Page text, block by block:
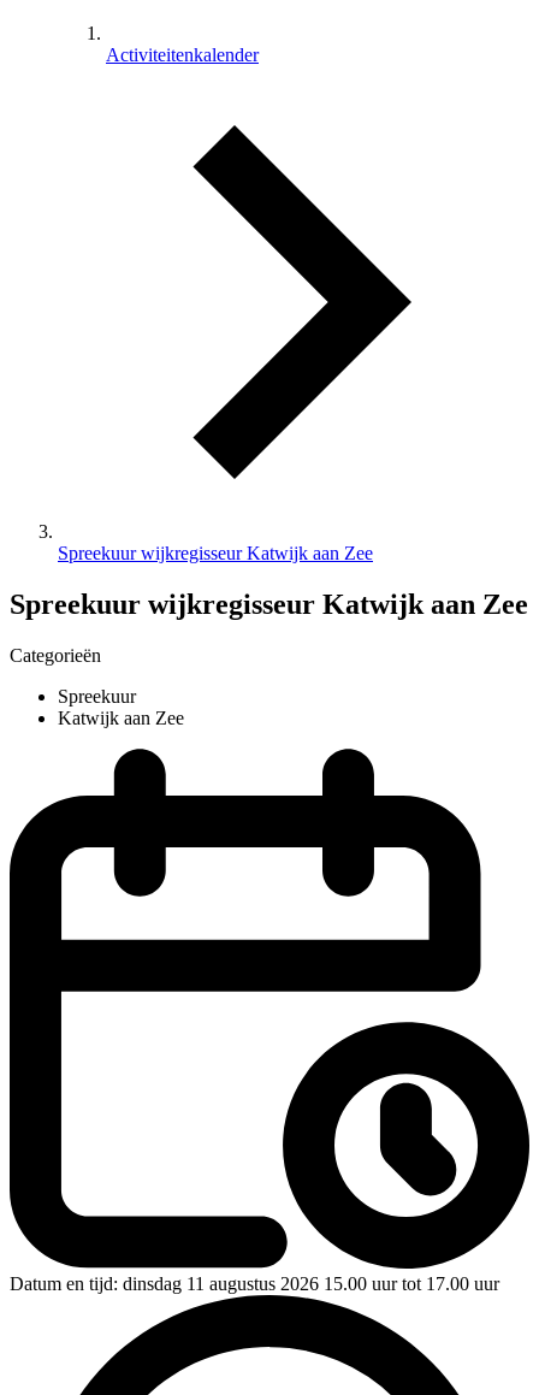
Activiteitenkalender
Spreekuur wijkregisseur Katwijk aan Zee
Spreekuur wijkregisseur Katwijk aan Zee
Categorieën
Spreekuur
Katwijk aan Zee
Datum en tijd: dinsdag 11 augustus 2026 15.00 uur tot 17.00 uur